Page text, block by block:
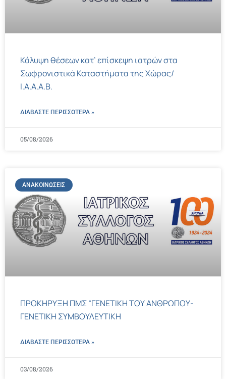
Κάλυψη θέσεων κατ’ επίσκεψη ιατρών στα
Σωφρονιστικά Καταστήματα της Χώρας/
Ι.Α.Α.Α.Β.
ΔΙΑΒΑΣΤΕ ΠΕΡΙΣΣΌΤΕΡΑ »
05/08/2026
ΑΝΑΚΟΙΝΏΣΕΙΣ
ΠΡΟΚΗΡΥΞΗ ΠΜΣ “ΓΕΝΕΤΙΚΗ ΤΟΥ ΑΝΘΡΩΠΟΥ-
ΓΕΝΕΤΙΚΗ ΣΥΜΒΟΥΛΕΥΤΙΚΗ
ΔΙΑΒΑΣΤΕ ΠΕΡΙΣΣΌΤΕΡΑ »
03/08/2026